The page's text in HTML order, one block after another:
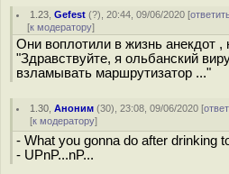
1.23 ,Gefest (?), 20:44, 09/06/2020 [
[к модератору]
Они воплотили в жизнь анекдот ,
"Здравствуйте, я ольбанский
взламывать маршрутизатор ..."
1.30 ,Аноним (30), 23:08, 09/06/2020 [
[к модератору]
- What you gonna do after drinking
- UPnP...nP...